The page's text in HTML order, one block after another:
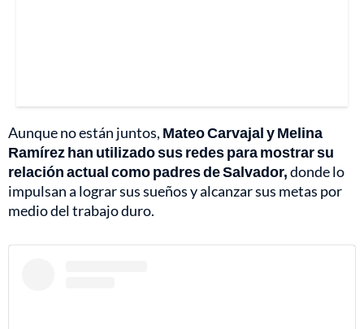
Aunque no están juntos, Mateo Carvajal y Melina
Ramírez han utilizado sus redes para mostrar su
relación actual como padres de Salvador,donde lo
impulsan a lograr sus sueños y alcanzar sus metas por
medio del trabajo duro.